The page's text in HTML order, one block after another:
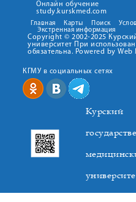
Онлайн обучение
study.kurskmed.com
Главная Карты Поиск
Экстренная информация
Copyright © 2002-2025
университет При
обязательна. Powered by Web
КГМУ в социальных сетях
Курский